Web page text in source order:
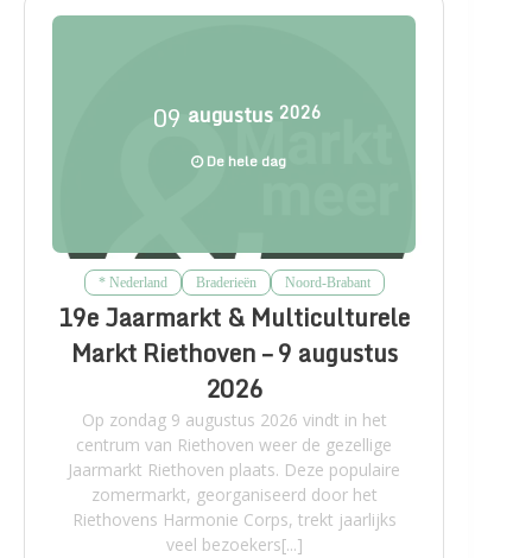
09 augustus 2026
De hele dag
* Nederland Braderieën Noord-Brabant
19e Jaarmarkt & Multiculturele
Markt Riethoven – 9 augustus
2026
Op zondag 9 augustus 2026 vindt in het
centrum van Riethoven weer de gezellige
Jaarmarkt Riethoven plaats. Deze populaire
zomermarkt, georganiseerd door het
Riethovens Harmonie Corps, trekt jaarlijks
veel bezoekers[...]